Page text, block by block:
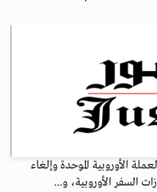
الأوروبية الموحدة وإلغاء
السفر الأوروبية، و...